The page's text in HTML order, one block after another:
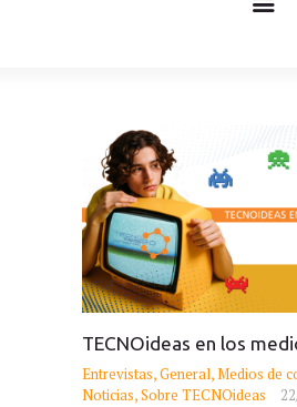
TECNOideas en los
Entrevistas,General,Medios de
Noticias,Sobre TECNOideas